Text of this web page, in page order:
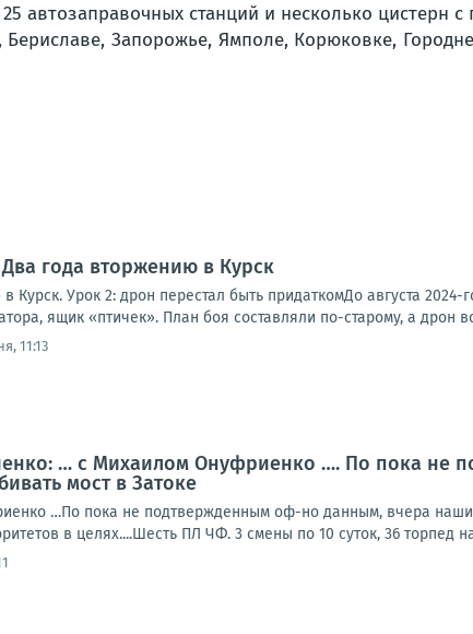
автозаправочных станций и несколько цистерн
Запорожье, Ямполе, Корюковке,
года вторжению в Курск
Курск. Урок 2: дрон перестал быть придаткомДо августа
ящик «птичек». План боя составляли по-старому, а дрон
11:13
… с Михаилом Онуфриенко …. По пока не
мост в Затоке
…По пока не подтвержденным оф-но данным, вчера наши
в целях....Шесть ПЛ ЧФ. 3 смены по 10 суток, 36 торпед